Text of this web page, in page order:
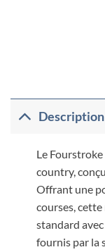
Description
Le
country,
Offrant une
courses,
standard
fournis par la